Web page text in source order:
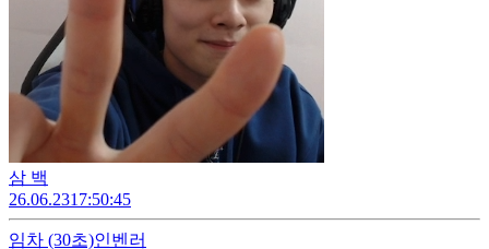
삼 백
26.06.2317:50:45
임차 (30초)인벤러